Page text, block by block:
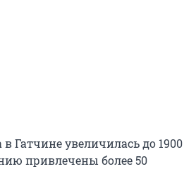
Гатчине увеличилась до 1900
привлечены более 50